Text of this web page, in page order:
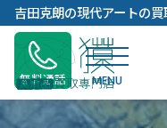
吉田克朗の現代アートの
無料通話